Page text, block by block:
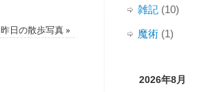
昨日の散歩写真»
雑記 (10)
魔術 (1)
2026年8月